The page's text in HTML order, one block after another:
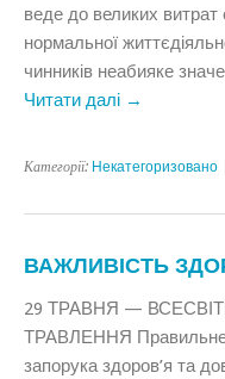
веде до великих витрат
нормальної
чинників неабияке
Читати далі →
Категорії: Некатегоризовано
ВАЖЛИВІСТЬ
29 ТРАВНЯ —
ТРАВЛЕННЯ Правильне
запорука здоров’я та